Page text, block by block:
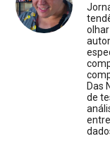
Das
de